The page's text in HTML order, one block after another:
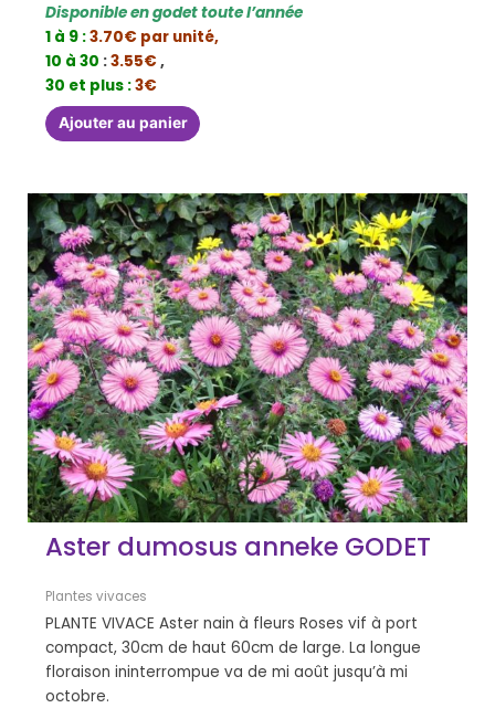
Disponible en godet toute l’année
1 à 9 :3.70€ par unité,
10 à 30 :3.55€,
30 et plus :3€
Ajouter au panier
Aster dumosus anneke GODET
Plantes vivaces
PLANTE VIVACE Aster nain à fleurs Roses vif à port
compact, 30cm de haut 60cm de large. La longue
floraison ininterrompue va de mi août jusqu’à mi
octobre.